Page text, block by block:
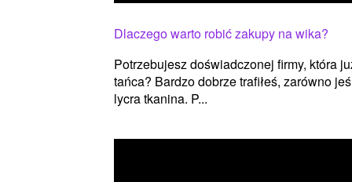
Dlaczego warto robić zakupy na wika?
Potrzebujesz doświadczonej firmy, która
tańca? Bardzo dobrze trafiłeś, zarówno
lycra tkanina. P...